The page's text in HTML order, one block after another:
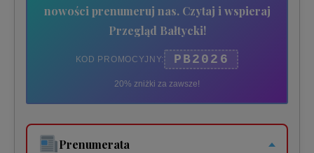
nowości prenumeruj nas. Czytaj i wspieraj
Przegląd Bałtycki!
KOD PROMOCYJNY: PB2026
20% zniżki za zawsze!
Prenumerata